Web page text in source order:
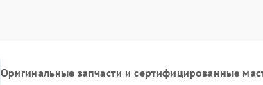
Оригинальные запчасти и сертифицированные